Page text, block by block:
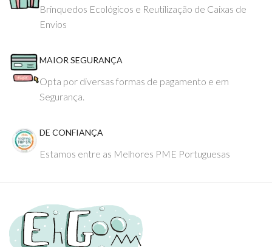
Brinquedos Ecológicos e Reutilização de Caixas de
Envios
MAIOR SEGURANÇA
Opta por diversas formas de pagamento e em
Segurança.
DE CONFIANÇA
Estamos entre as Melhores PME Portuguesas